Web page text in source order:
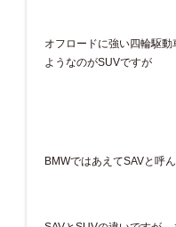
オフロードに強い四輪駆
ようなのがSUVですが
BMWではあえてSAVと呼